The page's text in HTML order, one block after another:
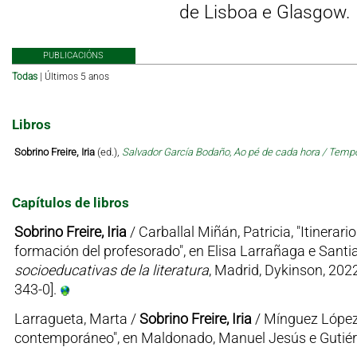
de Lisboa e Glasgow.
PUBLICACIÓNS
Todas Últimos 5 anos
Libros
Sobrino Freire, Iria(ed.), Salvador García Bodaño, Ao pé de cada hora /
Capítulos de libros
Sobrino Freire, Iria / Carballal Miñán, Patricia,
formación del profesorado", en Elisa Larrañaga e
socioeducativas de la literatura, Madrid, Dykinson,
343-0].
Larragueta, Marta /Sobrino Freire, Iria / Mínguez
contemporáneo", en Maldonado, Manuel Jesús e